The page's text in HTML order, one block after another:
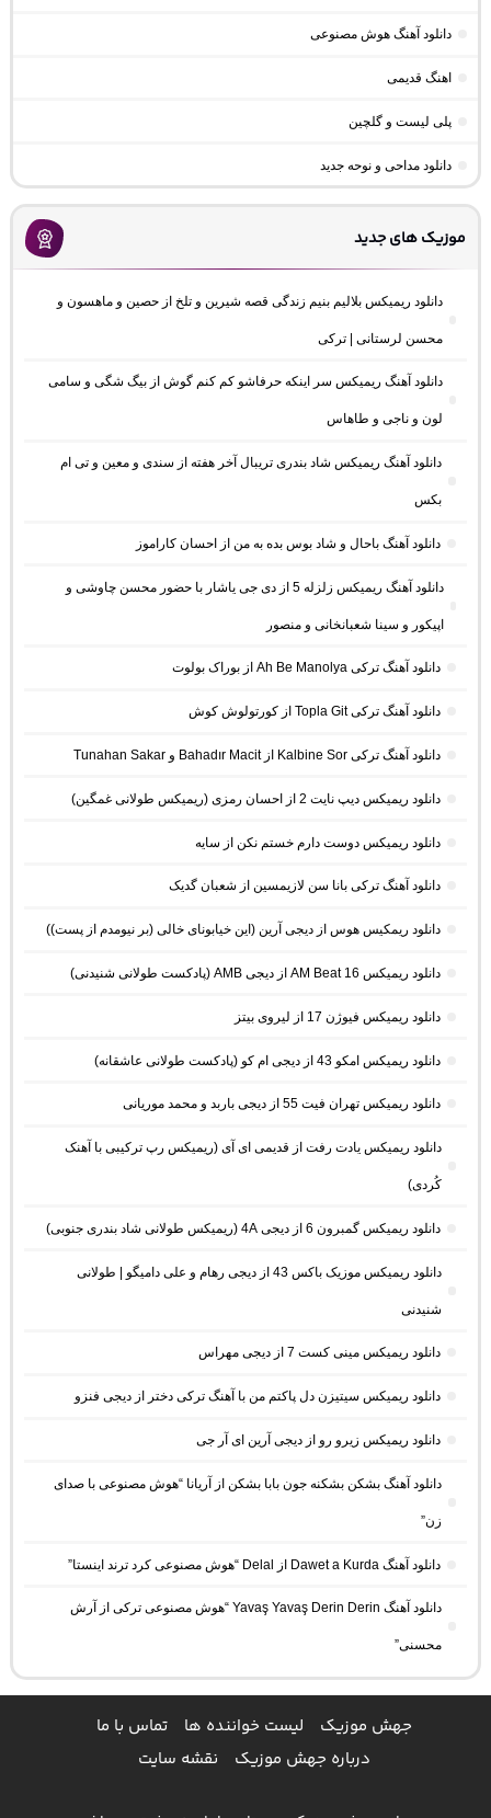
دانلود آهنگ هوش مصنوعی
اهنگ قدیمی
پلی لیست و گلچین
دانلود مداحی و نوحه جدید
موزیک های جدید
دانلود ریمیکس بلالیم بنیم زندگی قصه شیرین و تلخ از حصین و ماهسون و
محسن لرستانی | ترکی
دانلود آهنگ ریمیکس سر اینکه حرفاشو کم کنم گوش از بیگ شگی و سامی
لون و ناجی و طاهاس
دانلود آهنگ ریمیکس شاد بندری تریبال آخر هفته از سندی و معین و تی ام
بکس
دانلود آهنگ باحال و شاد بوس بده به من از احسان کاراموز
دانلود آهنگ ریمیکس زلزله 5 از دی جی یاشار با حضور محسن چاوشی و
اپیکور و سینا شعبانخانی و منصور
دانلود آهنگ ترکی Ah Be Manolya از بوراک بولوت
دانلود آهنگ ترکی Topla Git از کورتولوش کوش
دانلود آهنگ ترکی Kalbine Sor از Bahadır Macit و Tunahan Sakar
دانلود ریمیکس دیپ نایت 2 از احسان رمزی (ریمیکس طولانی غمگین)
دانلود ریمیکس دوست دارم خستم نکن از سایه
دانلود آهنگ ترکی بانا سن لازیمسین از شعبان گدیک
دانلود ریمکیس هوس از دیجی آرین (این خیابونای خالی (بر نیومدم از پست))
دانلود ریمیکس AM Beat 16 از دیجی AMB (پادکست طولانی شنیدنی)
دانلود ریمیکس فیوژن 17 از لیروی بیتز
دانلود ریمیکس امکو 43 از دیجی ام کو (پادکست طولانی عاشقانه)
دانلود ریمیکس تهران فیت 55 از دیجی باربد و محمد موریانی
دانلود ریمیکس یادت رفت از قدیمی ای آی (ریمیکس رپ ترکیبی با آهنک
کُردی)
دانلود ریمیکس گمبرون 6 از دیجی 4A (ریمیکس طولانی شاد بندری جنوبی)
دانلود ریمیکس موزیک باکس 43 از دیجی رهام و علی دامیگو | طولانی
شنیدنی
دانلود ریمیکس مینی کست 7 از دیجی مهراس
دانلود ریمیکس سیتیزن دل پاکتم من با آهنگ ترکی دختر از دیجی فنزو
دانلود ریمیکس زیرو رو از دیجی آرین ای آر جی
دانلود آهنگ بشکن بشکنه جون بابا بشکن از آریانا “هوش مصنوعی با صدای
زن”
دانلود آهنگ Dawet a Kurda از Delal “هوش مصنوعی کرد ترند اینستا”
دانلود آهنگ Yavaş Yavaş Derin Derin “هوش مصنوعی ترکی از آرش
محسنی”
جهش موزیک لیست خواننده ها
تماس با ما
درباره جهش موزیک
نقشه سایت